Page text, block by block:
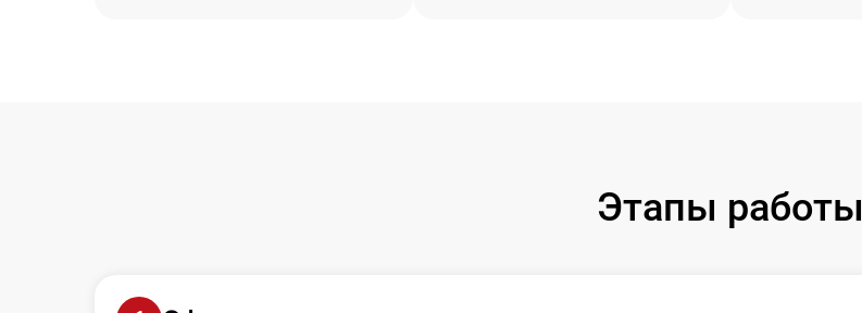
Этапы работы